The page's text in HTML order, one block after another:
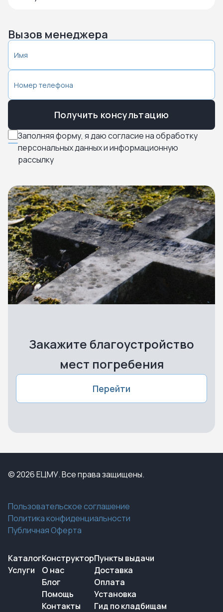
Вызов менеджера
Заполняя форму, я даю согласие на обработку
персональных данных и информационную
рассылку
Получить консультацию
Закажите благоустройство
мест погребения
Перейти
© 2026 ЕЦМУ. Все права защищены.
Пользовательское соглашение
Политика конфиденциальности
Публичная Оферта
Каталог
Услуги
Конструктор
О нас
Блог
Помощь
Контакты
Пункты выдачи
Доставка
Оплата
Установка
Гид по кладбищам